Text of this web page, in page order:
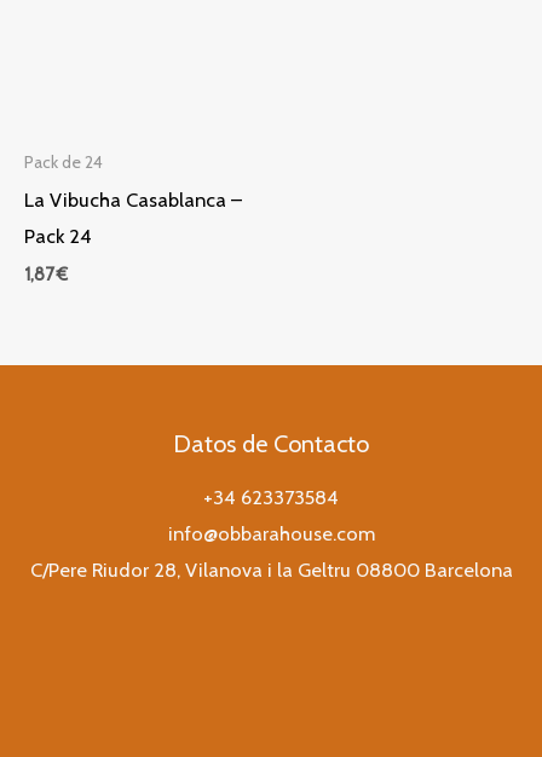
Pack de 24
La Vibucha Casablanca –
Pack 24
1,87€
Datos de Contacto
+34 623373584
info@obbarahouse.com
C/Pere Riudor 28, Vilanova i la Geltru 08800 Barcelona